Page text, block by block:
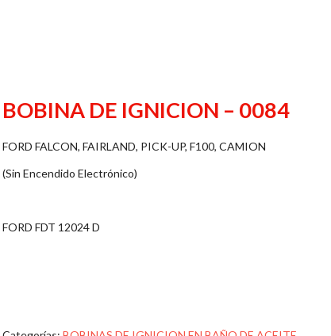
BOBINA DE IGNICION – 0084
FORD FALCON, FAIRLAND, PICK-UP, F100, CAMION
(Sin Encendido Electrónico)
FORD FDT 12024 D